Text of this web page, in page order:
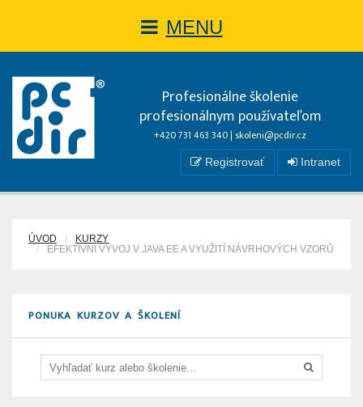
MENU
Profesionálne školenie
profesionálnym používateľom
+420 731 463 340 | skoleni@pcdir.cz
Registrovať Intranet
ÚVOD
KURZY
EFEKTIVNÍ VÝVOJ V JAVA EE A VYUŽITÍ NÁVRHOVÝCH VZORŮ
PONUKA KURZOV A ŠKOLENÍ